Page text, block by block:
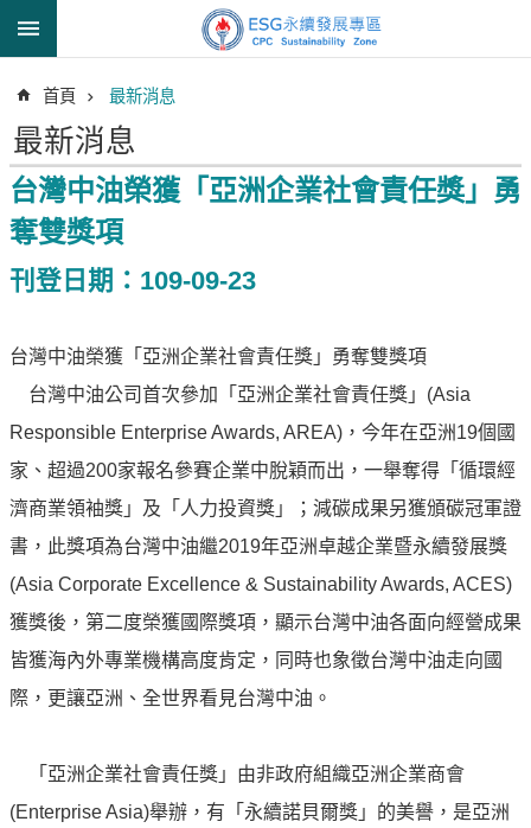
跳到主要內容區塊
階
搜
尋
明
油
誠
信
治
理
信
譽
油
品
牌
神
中
首頁 最新消息
最新消息
台灣中油榮獲「亞洲企業社會責任獎」勇
奪雙獎項
刊登日期：109-09-23
台灣中油榮獲「亞洲企業社會責任獎」勇奪雙獎項
台灣中油公司首次參加「亞洲企業社會責任獎」(Asia
Responsible Enterprise Awards, AREA)，今年在亞洲19個國
家、超過200家報名參賽企業中脫穎而出，一舉奪得「循環經
濟商業領袖獎」及「人力投資獎」；減碳成果另獲頒碳冠軍證
書，此獎項為台灣中油繼2019年亞洲卓越企業暨永續發展獎
(Asia Corporate Excellence & Sustainability Awards, ACES)
獲獎後，第二度榮獲國際獎項，顯示台灣中油各面向經營成果
皆獲海內外專業機構高度肯定，同時也象徵台灣中油走向國
際，更讓亞洲、全世界看見台灣中油。
「亞洲企業社會責任獎」由非政府組織亞洲企業商會
(Enterprise Asia)舉辦，有「永續諾貝爾獎」的美譽，是亞洲